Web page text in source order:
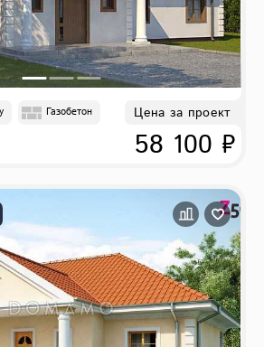
Газобетон Цена за проект
58 100 ₽